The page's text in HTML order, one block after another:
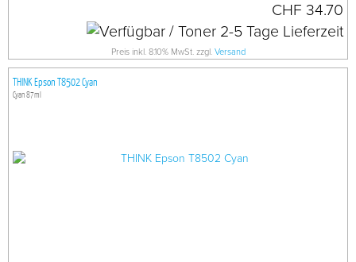
CHF 34.70
Preis inkl. 8.10% MwSt. zzgl. Versand
THINK Epson T8502 Cyan
Cyan 87ml